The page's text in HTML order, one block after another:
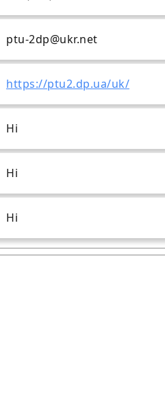
ptu-2dp@ukr.net
https://ptu2.dp.ua/uk/
Ні
Ні
Ні